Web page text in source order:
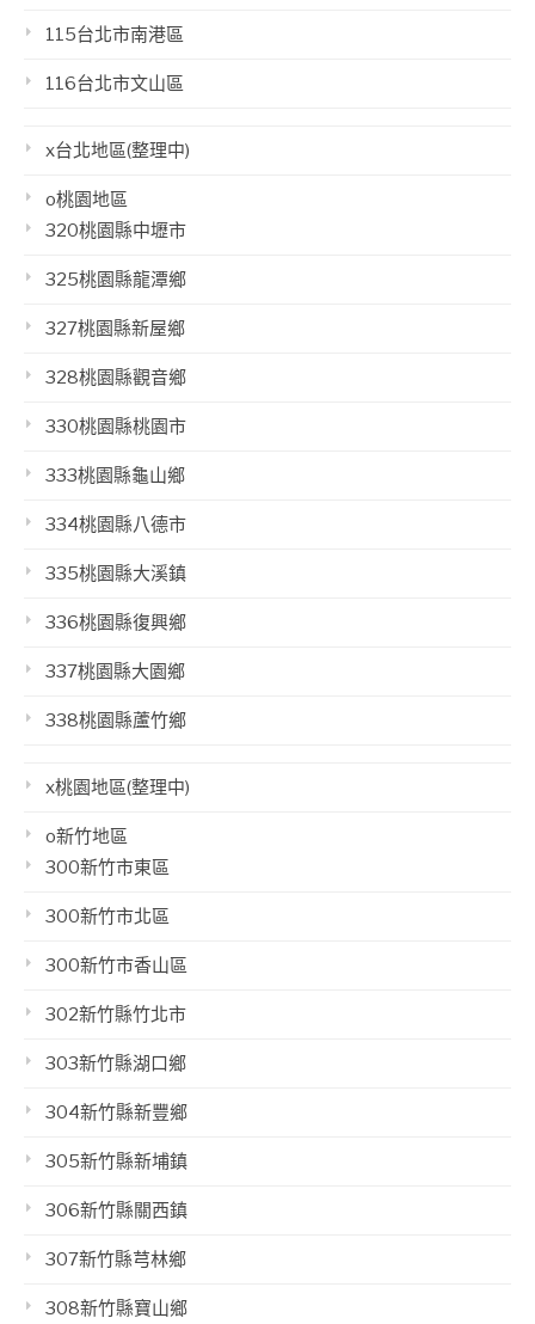
115台北市南港區
116台北市文山區
x台北地區(整理中)
o桃園地區
320桃園縣中壢市
325桃園縣龍潭鄉
327桃園縣新屋鄉
328桃園縣觀音鄉
330桃園縣桃園市
333桃園縣龜山鄉
334桃園縣八德市
335桃園縣大溪鎮
336桃園縣復興鄉
337桃園縣大園鄉
338桃園縣蘆竹鄉
x桃園地區(整理中)
o新竹地區
300新竹市東區
300新竹市北區
300新竹市香山區
302新竹縣竹北市
303新竹縣湖口鄉
304新竹縣新豐鄉
305新竹縣新埔鎮
306新竹縣關西鎮
307新竹縣芎林鄉
308新竹縣寶山鄉